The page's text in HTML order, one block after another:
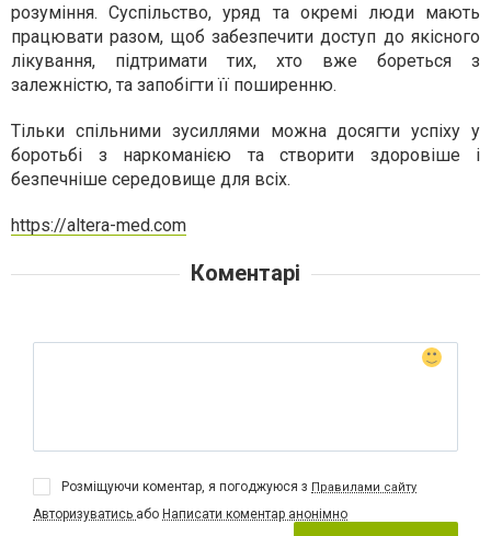
розуміння. Суспільство, уряд та окремі люди мають
працювати разом, щоб забезпечити доступ до якісного
лікування, підтримати тих, хто вже бореться з
залежністю, та запобігти її поширенню.
Тільки спільними зусиллями можна досягти успіху у
боротьбі з наркоманією та створити здоровіше і
безпечніше середовище для всіх.
https://altera-med.com
Коментарі
Розміщуючи коментар, я погоджуюся з Правилами сайту
Авторизуватись або Написати коментар анонімно